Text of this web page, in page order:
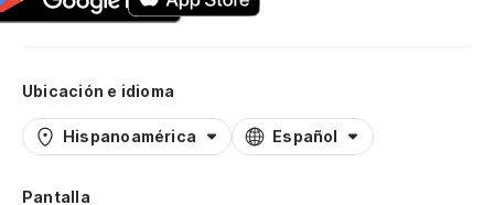
Ubicación e idioma
Hispanoamérica Español
Pantalla